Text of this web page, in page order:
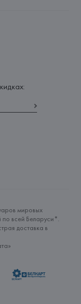
мировых
по всей Беларуси*.
доставка в
»